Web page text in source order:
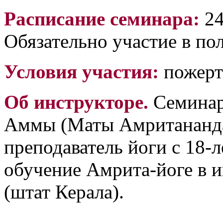
Расписание семинара:
Обязательно участие в
Условия участия:
Об инструкторе.
Аммы (Маты
преподаватель йоги с
обучение Амрита-йоге в
(штат Керала).